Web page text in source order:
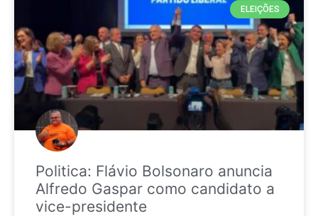
ELEIÇÕES
Politica: Flávio Bolsonaro anuncia
Alfredo Gaspar como candidato a
vice-presidente